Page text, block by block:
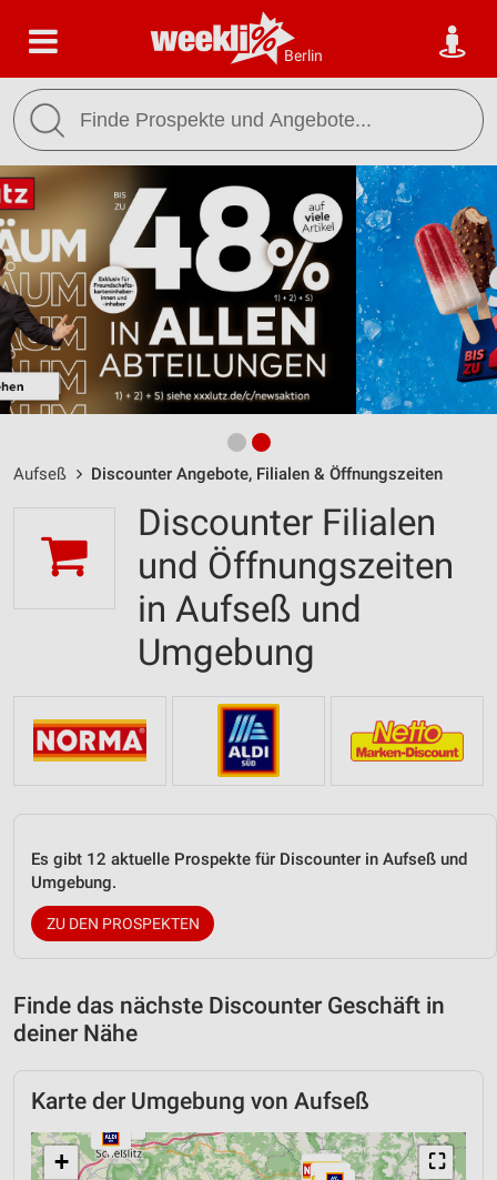
Berlin
Aufseß Discounter Angebote, Filialen & Öffnungszeiten
Discounter Filialen
und Öffnungszeiten
in Aufseß und
Umgebung
Es gibt 12 aktuelle Prospekte für Discounter in Aufseß und
Umgebung.
ZU DEN PROSPEKTEN
Finde das nächste Discounter Geschäft in
deiner Nähe
Karte der Umgebung von Aufseß
⛶
+